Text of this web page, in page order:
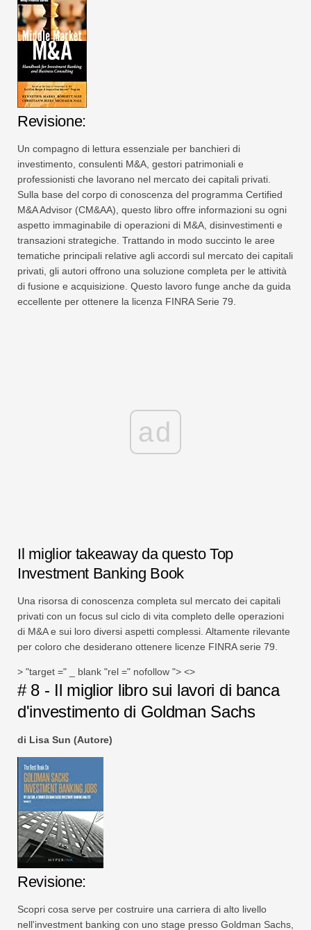
Revisione:
Un compagno di lettura essenziale per banchieri di
investimento, consulenti M&A, gestori patrimoniali e
professionisti che lavorano nel mercato dei capitali privati.
Sulla base del corpo di conoscenza del programma Certified
M&A Advisor (CM&AA), questo libro offre informazioni su ogni
aspetto immaginabile di operazioni di M&A, disinvestimenti e
transazioni strategiche. Trattando in modo succinto le aree
tematiche principali relative agli accordi sul mercato dei capitali
privati, gli autori offrono una soluzione completa per le attività
di fusione e acquisizione. Questo lavoro funge anche da guida
eccellente per ottenere la licenza FINRA Serie 79.
ad
Il miglior takeaway da questo Top
Investment Banking Book
Una risorsa di conoscenza completa sul mercato dei capitali
privati ​​con un focus sul ciclo di vita completo delle operazioni
di M&A e sui loro diversi aspetti complessi. Altamente rilevante
per coloro che desiderano ottenere licenze FINRA serie 79.
> "target =" _ blank "rel =" nofollow "> <>
# 8 - Il miglior libro sui lavori di banca
d'investimento di Goldman Sachs
di Lisa Sun (Autore)
Revisione:
Scopri cosa serve per costruire una carriera di alto livello
nell'investment banking con uno stage presso Goldman Sachs,